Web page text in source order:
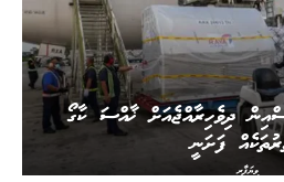
ވިޔަފާރި
ދިވެހިރާއްޖެއަށް ޚާއްސަ ކާގޯ
ފަށަނީ